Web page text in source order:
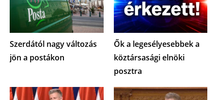
Szerdától nagy változás
jön a postákon
Ők a legesélyesebbek a
köztársasági elnöki
posztra